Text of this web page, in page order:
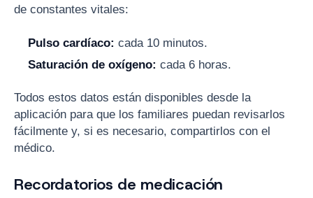
de constantes vitales:
Pulso cardíaco: cada 10 minutos.
Saturación de oxígeno: cada 6 horas.
Todos estos datos están disponibles desde la
aplicación para que los familiares puedan revisarlos
fácilmente y, si es necesario, compartirlos con el
médico.
Recordatorios de medicación